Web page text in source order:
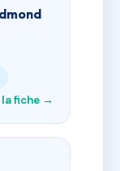
fiche →